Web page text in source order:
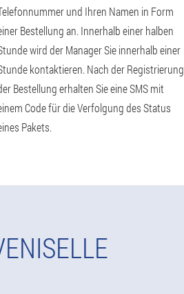
und Ihren Namen in Form
Bestellung an. Innerhalb einer halben
wird der Manager Sie innerhalb einer
kontaktieren. Nach der Registrierung
Bestellung erhalten Sie eine SMS mit
Code für die Verfolgung des Status
Pakets.